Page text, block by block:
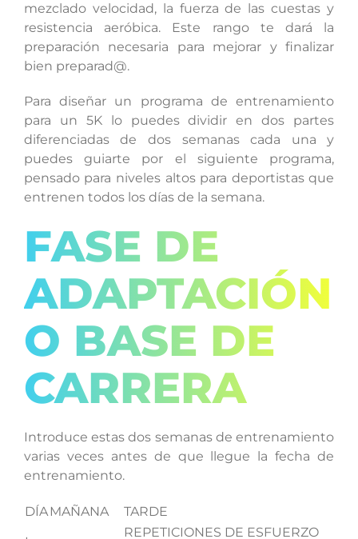
mezclado velocidad, la fuerza de las cuestas y
resistencia aeróbica. Este rango te dará la
preparación necesaria para mejorar y finalizar
bien preparad@.
Para diseñar un programa de entrenamiento
para un 5K lo puedes dividir en dos partes
diferenciadas de dos semanas cada una y
puedes guiarte por el siguiente programa,
pensado para niveles altos para deportistas que
entrenen todos los días de la semana.
FASE DE
ADAPTACIÓN
O BASE DE
CARRERA
Introduce estas dos semanas de entrenamiento
varias veces antes de que llegue la fecha de
entrenamiento.
DÍA MAÑANA
TARDE
REPETICIONES DE ESFUERZO